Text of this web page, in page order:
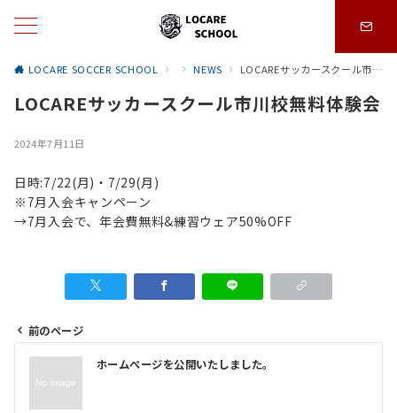
LOCARE SOCCER SCHOOL NEWS LOCAREサッカースクール市川校無料体験会
LOCAREサッカースクール市川校無料体験会
2024年7月11日
日時:7/22(月)・7/29(月)
※7月入会キャンペーン
→7月入会で、年会費無料&練習ウェア50%OFF
投
ナ
前のページ
ホームぺージを公開いたしました。